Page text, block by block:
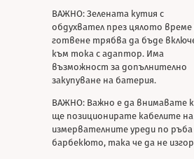
ВАЖНО: Зелената кутия с
обдухвател през цялото време
готвене трябва да бъде
към тока с адаптор. Има
възможност за допълнително
закупуване на батерия.
ВАЖНО: Важно е да внимавате
ще позиционирате кабелите на
измервателните уреди по ръба
барбекюто, така че да не